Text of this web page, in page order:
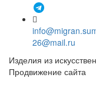
info@migran.su
26@mail.ru
Изделия из
Продвижение сайта